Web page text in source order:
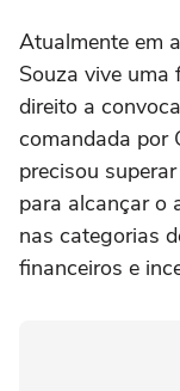
Atualmente em
Souza vive uma
direito a
comandada por
precisou
para alcançar o
nas categorias
financeiros e